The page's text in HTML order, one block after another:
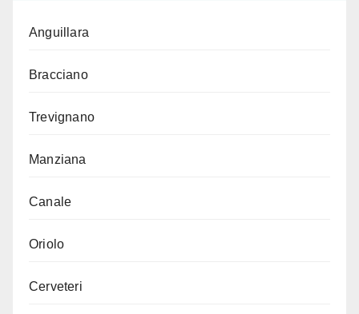
Anguillara
Bracciano
Trevignano
Manziana
Canale
Oriolo
Cerveteri